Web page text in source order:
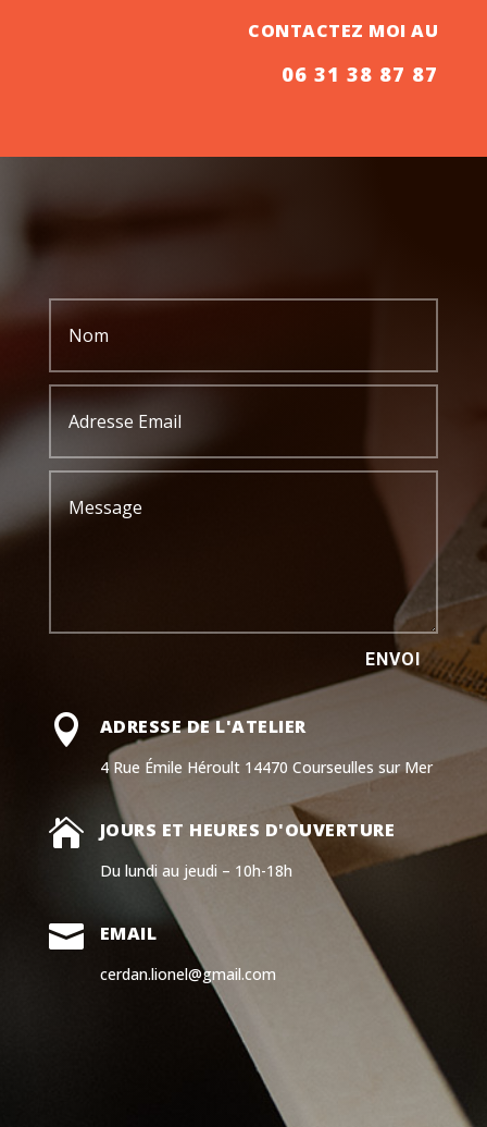
CONTACTEZ MOI AU
06 31 38 87 87
ENVOI
 ADRESSE DE L'ATELIER
4 Rue Émile Héroult 14470 Courseulles sur Mer
 JOURS ET HEURES D'OUVERTURE
Du lundi au jeudi – 10h-18h
 EMAIL
cerdan.lionel@gmail.com